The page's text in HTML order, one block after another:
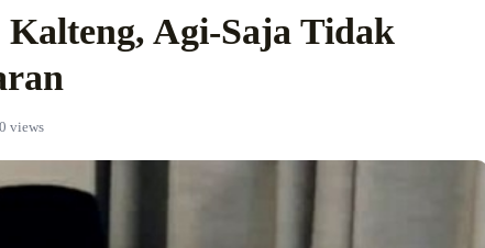
Agi-Saja Tidak
0 views